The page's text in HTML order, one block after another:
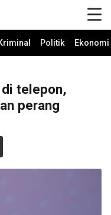
Politik
telepon,
perang